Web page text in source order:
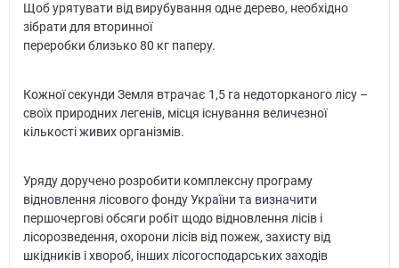
Щоб урятувати від вирубування одне дерево, необхідно
зібрати для вторинної
переробки близько 80 кг паперу.
Кожної секунди Земля втрачає 1,5 га недоторканого лісу –
своїх природних легенів, місця існування величезної
кількості живих організмів.
Уряду доручено розробити комплексну програму
відновлення лісового фонду України та визначити
першочергові обсяги робіт щодо відновлення лісів і
лісорозведення, охорони лісів від пожеж, захисту від
шкідників і хвороб, інших лісогосподарських заходів